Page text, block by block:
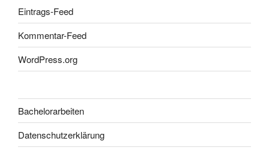
Eintrags-Feed
Kommentar-Feed
WordPress.org
Bachelorarbeiten
Datenschutzerklärung